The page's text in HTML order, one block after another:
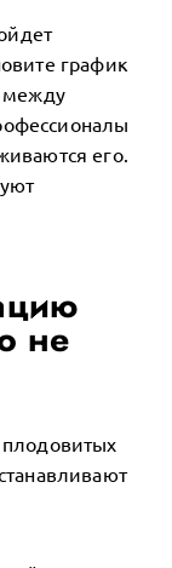
график
между
его.
не